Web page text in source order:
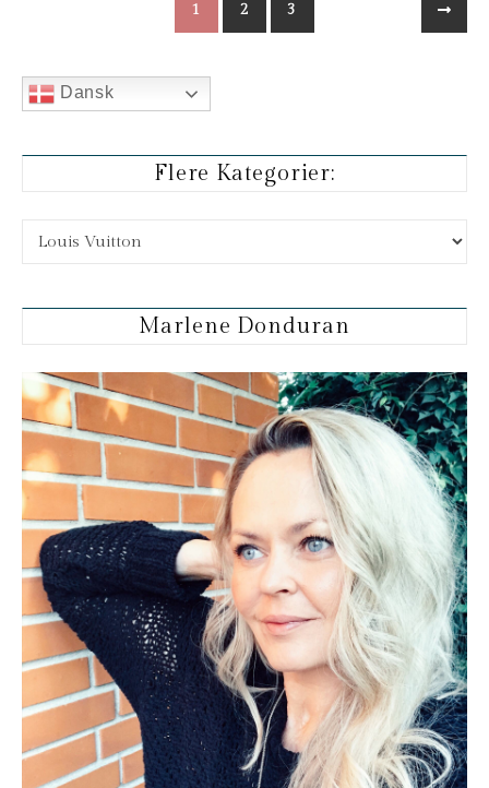
1 2 3
Dansk
Flere Kategorier:
Flere kategorier:
Marlene Donduran